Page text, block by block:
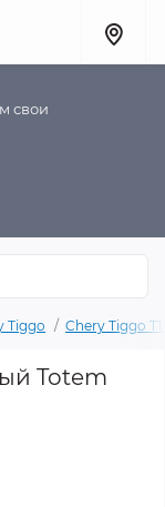
свои
Tiggo Chery Tiggo
Totem